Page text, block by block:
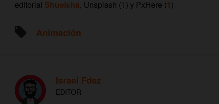
editorial Shueisha, Unsplash (1) y PxHere (1)
Animación
Israel Fdez
EDITOR